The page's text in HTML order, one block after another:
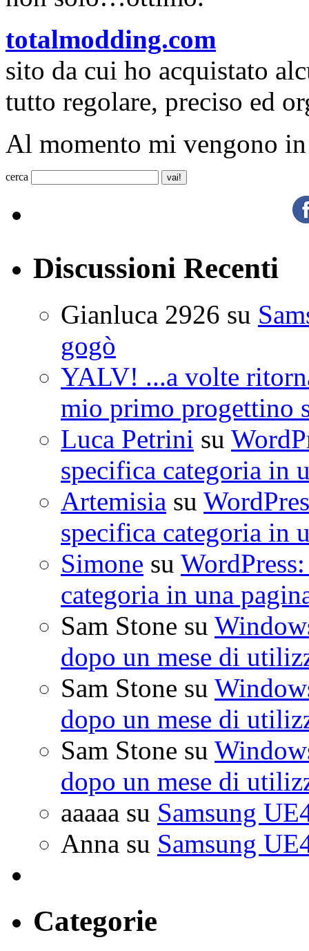
totalmodding.com
sito da cui ho acquistato
tutto regolare, preciso ed
Al momento mi vengono
cerca
Discussioni Recenti
Gianluca 2926 su
gogò
YALV! ...a volte
mio primo progettino
Luca Petrini su
specifica categoria in
Artemisia su
specifica categoria in
Simone su
categoria in una
Sam Stone su
dopo un mese di
Sam Stone su
dopo un mese di
Sam Stone su
dopo un mese di
aaaaa su Samsung
Anna su Samsung
Categorie